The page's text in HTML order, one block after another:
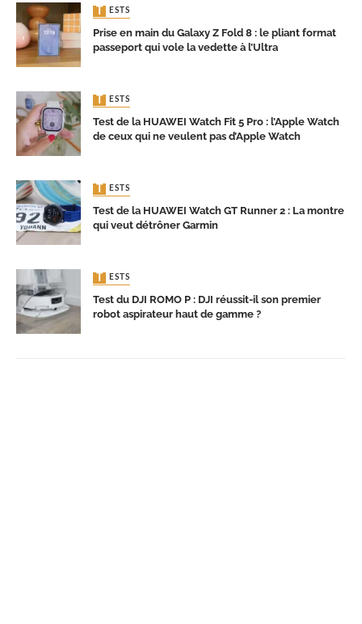
TESTS
Prise en main du Galaxy Z Fold 8 : le pliant format
passeport qui vole la vedette à l’Ultra
TESTS
Test de la HUAWEI Watch Fit 5 Pro : l’Apple Watch
de ceux qui ne veulent pas d’Apple Watch
TESTS
Test de la HUAWEI Watch GT Runner 2 : La montre
qui veut détrôner Garmin
TESTS
Test du DJI ROMO P : DJI réussit-il son premier
robot aspirateur haut de gamme ?